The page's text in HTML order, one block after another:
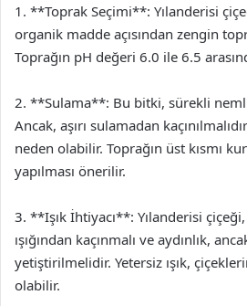
1. **Toprak Seçimi**: Yılanderisi
organik madde açısından zengin
Toprağın pH değeri 6.0 ile 6.5
2. **Sulama**: Bu bitki, sürekli
Ancak, aşırı sulamadan
neden olabilir. Toprağın üst kısmı
yapılması önerilir.
3. **Işık İhtiyacı**: Yılanderisi
ışığından kaçınmalı ve aydınlık,
yetiştirilmelidir. Yetersiz ışık,
olabilir.